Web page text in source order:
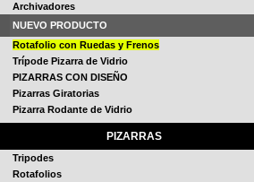
Archivadores
NUEVO PRODUCTO
Rotafolio con Ruedas y Frenos
Trípode Pizarra de Vidrio
PIZARRAS CON DISEÑO
Pizarras Giratorias
Pizarra Rodante de Vidrio
PIZARRAS
Tripodes
Rotafolios